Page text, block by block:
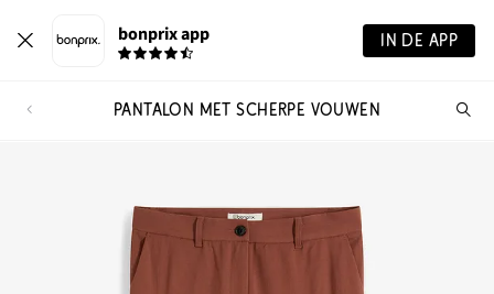
bonprix app IN DE APP
PANTALON MET SCHERPE VOUWEN